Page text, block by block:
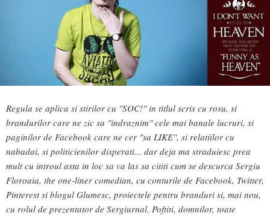
Regula se aplica si stirilor cu "SOC!" in titlul scris cu rosu, si
brandurilor care ne zic sa "indraznim" cele mai banale lucruri, si
paginilor de Facebook care ne cer "sa LIKE", si relatiilor cu
nabadai, si politicienilor disperati... dar deja ma straduiesc prea
mult cu introul asta in loc sa va las sa cititi cum se descurca Sergiu
Floroaia, the one-liner comedian, cu conturile de Facebook, Twitter,
Pinterest si blogul Glumesc, proiectele pentru branduri si, mai nou,
cu rolul de prezentator de Sergiurnal. Poftiti, domnilor, toate